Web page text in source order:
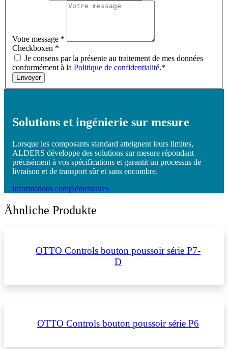
Votre message *
Checkboxen *
Je consens par la présente au traitement de mes données
conformément à la Politique de confidentialité.*
Envoyer
Solutions et ingénierie sur mesure
Lorsque les composants standard atteignent leurs limites,
ALDERS développe des solutions sur mesure répondant
précisément à vos spécifications et garantit un processus de
livraison et de transport sûr et sans encombre.
Informations complémentaires
Ähnliche Produkte
OTTO Controls bouton poussoir série P7-
D
OTTO Controls bouton poussoir série P6